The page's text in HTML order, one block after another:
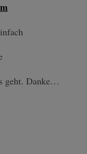
geht. Danke…